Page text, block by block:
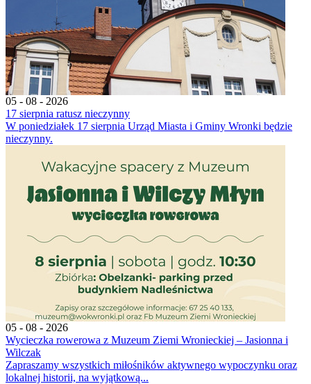
05 - 08 - 2026
17 sierpnia ratusz nieczynny
W poniedziałek 17 sierpnia Urząd Miasta i Gminy Wronki będzie
nieczynny.
05 - 08 - 2026
Wycieczka rowerowa z Muzeum Ziemi Wronieckiej – Jasionna i
Wilczak
Zapraszamy wszystkich miłośników aktywnego wypoczynku oraz
lokalnej historii, na wyjątkową...